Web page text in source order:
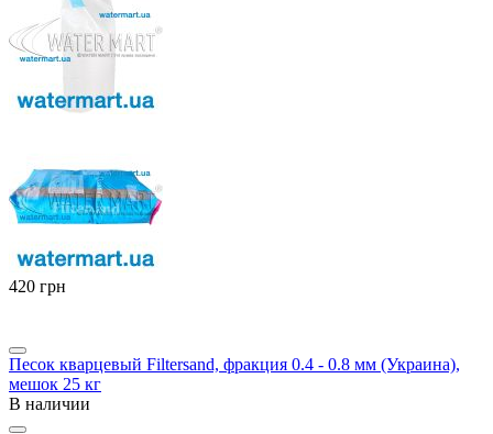
‍420‍ грн
Песок кварцевый Filtersand, фракция 0.4 - 0.8 мм (Украина),
мешок 25 кг
В наличии